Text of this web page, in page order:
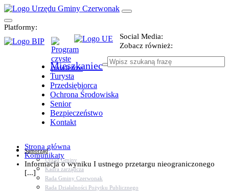
Platformy:
Social Media:
Zobacz również:
Mieszkaniec
Turysta
Przedsiębiorca
Ochrona Środowiska
Senior
Bezpieczeństwo
Kontakt
Samorząd
Urząd Gminy
Kadra zarządcza
Rada Gminy Czerwonak
Rada Działalności Pożytku Publicznego
Strona główna
Komunikaty
Informacja o wyniku I ustnego przetargu nieograniczonego
[...]